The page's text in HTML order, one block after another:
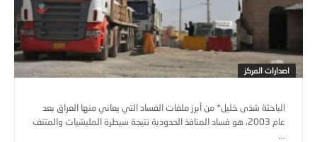
اصدارات المركز
الباحثة شذى خليل* من أبرز ملفات الفساد التي يعاني منها العراق بعد
عام 2003، هو فساد المنافذ الحدودية نتيجة سيطرة المليشيات والمتنف
...